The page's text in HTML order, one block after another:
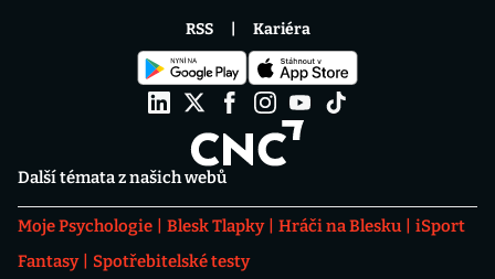
Další témata z našich webů
Moje Psychologie Blesk Tlapky Hráči na Blesku
iSport
Fantasy
Spotřebitelské testy
RSS Kariéra